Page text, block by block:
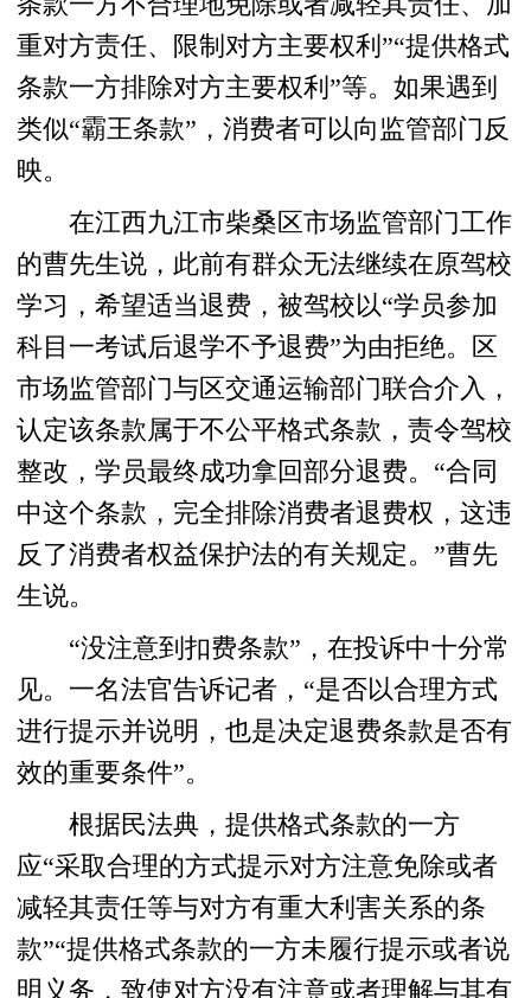
重对方责任、限制对方主要权利”“提供格式
条款一方排除对方主要权利”等。如果遇到
类似“霸王条款”，消费者可以向监管部门反
映。
在江西九江市柴桑区市场监管部门工作
的曹先生说，此前有群众无法继续在原驾校
学习，希望适当退费，被驾校以“学员参加
科目一考试后退学不予退费”为由拒绝。区
市场监管部门与区交通运输部门联合介入，
认定该条款属于不公平格式条款，责令驾校
整改，学员最终成功拿回部分退费。“合同
中这个条款，完全排除消费者退费权，这违
反了消费者权益保护法的有关规定。”曹先
生说。
“没注意到扣费条款”，在投诉中十分常
见。一名法官告诉记者，“是否以合理方式
进行提示并说明，也是决定退费条款是否有
效的重要条件”。
根据民法典，提供格式条款的一方
应“采取合理的方式提示对方注意免除或者
减轻其责任等与对方有重大利害关系的条
款”“提供格式条款的一方未履行提示或者说
明义务，致使对方没有注意或者理解与其有